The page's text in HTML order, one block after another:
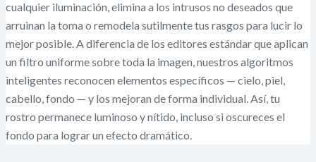
cualquier iluminación, elimina a los intrusos no deseados que
arruinan la toma o remodela sutilmente tus rasgos para lucir lo
mejor posible. A diferencia de los editores estándar que aplican
un filtro uniforme sobre toda la imagen, nuestros algoritmos
inteligentes reconocen elementos específicos — cielo, piel,
cabello, fondo — y los mejoran de forma individual. Así, tu
rostro permanece luminoso y nítido, incluso si oscureces el
fondo para lograr un efecto dramático.